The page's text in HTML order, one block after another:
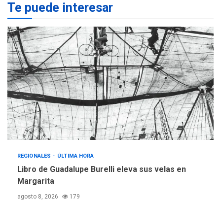
2
Margarita será sede de
para aprender a atender
adultos mayores
3
REGIONALES ÚLTIMA HORA
Mariño fortalece capacidad
operativa con flota
vehicular de 60 unidades
adquiridas en un año de
gestión
4
REGIONALES ÚLTIMA HORA
«Juan Bautista Arismendi» a
la altura de Macho Muerto
Te puede interesar
REGIONALES ÚLTIMA HORA
Libro de Guadalupe Burelli eleva sus velas en
Margarita
agosto 8, 2026 179